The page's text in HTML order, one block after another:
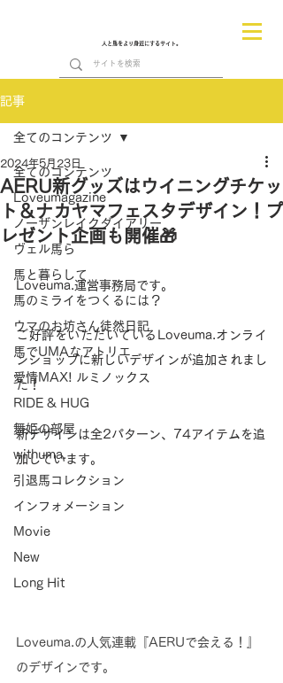
人と馬をより身近にするサイト。
記事
全てのコンテンツ
Loveumagazine
ノーザンレイクダイアリー
ヴェル馬ら
馬と暮らして
馬のミライをつくるには？
ウマのお坊さん徒然日記
馬でUMAなアトリエ
愛情MAX! ルミノックス
RIDE & HUG
舞姫の部屋
withuma.
引退馬コレクション
インフォメーション
Movie
New
Long Hit
全てのコンテンツ
AERU新グッズはウイニングチケッ
ト＆ナカヤマフェスタデザイン！プ
レゼント企画も開催🎁
2024年5月23日
Loveuma.運営事務局です。
ご好評をいただいているLoveuma.オンライ
ンショップに新しいデザインが追加されまし
た！
新デザインは全2パターン、74アイテムを追
加しています。
Loveuma.の人気連載『AERUで会える！』
のデザインです。